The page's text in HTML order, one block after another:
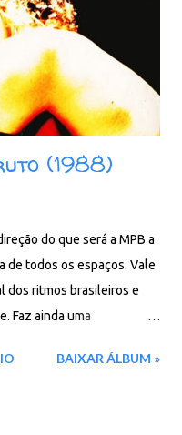
são servidas em
disco brasileiro pela
lembrada como tal.
(1988)
do que será a MPB a
de todos os espaços. Vale
dos ritmos brasileiros e
Faz ainda uma
música. Soma-se a isso
BAIXAR ÁLBUM »